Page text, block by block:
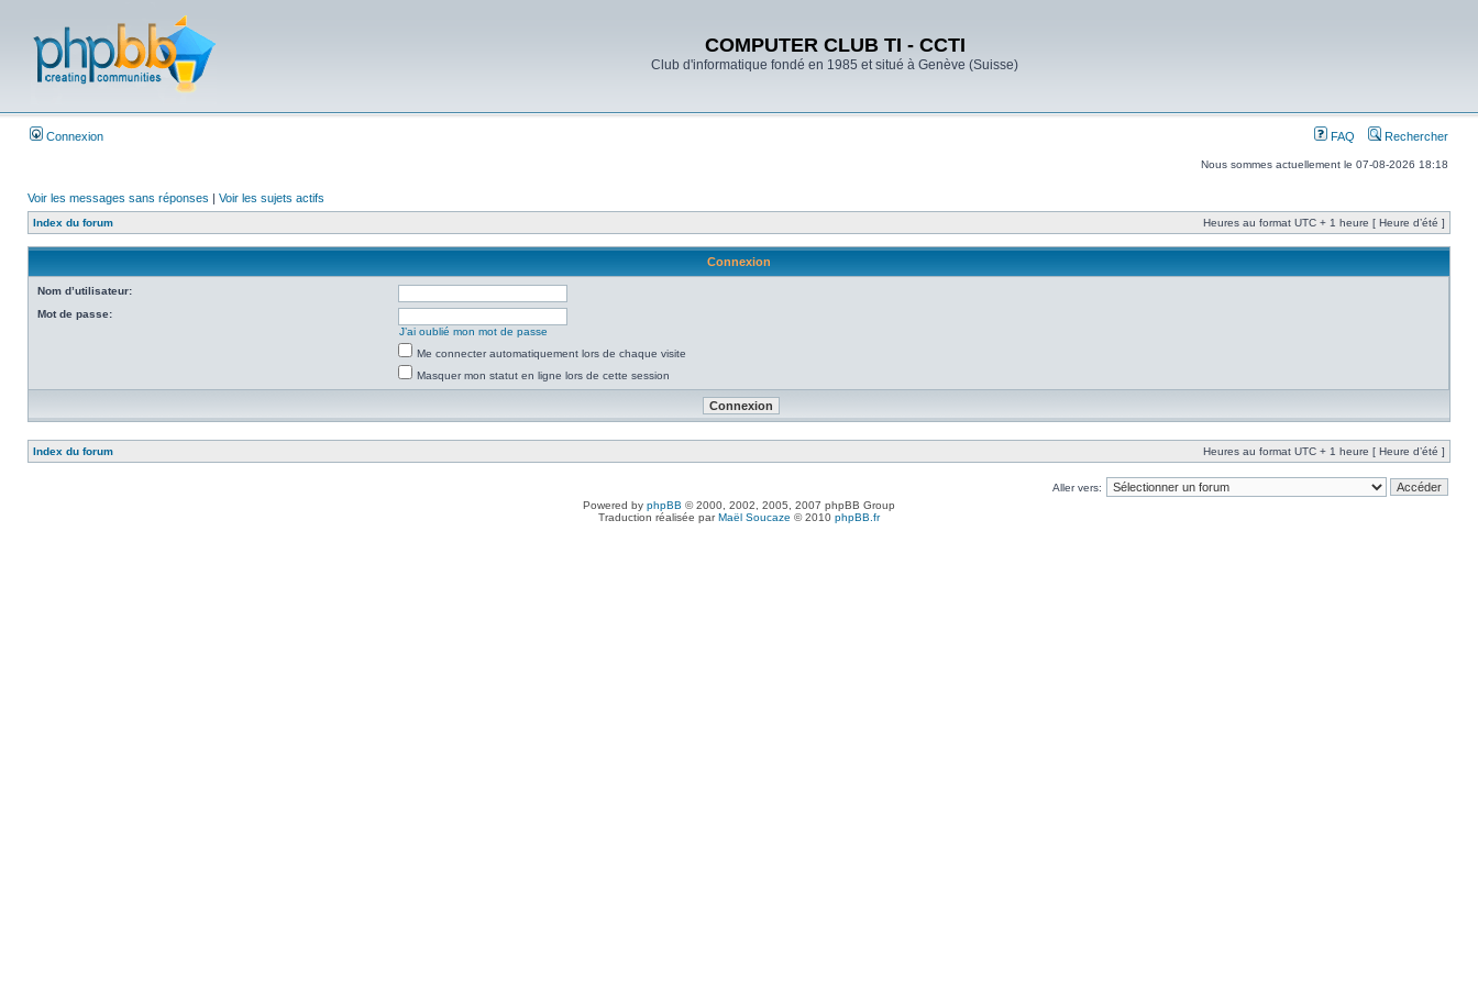
COMPUTER CLUB TI - CCTI
Club d'informatique fondé en 1985 et situé à Genève (Suisse)
Connexion FAQ Rechercher
Nous sommes actuellement le 07-08-2026 18:18
Voir les messages sans réponses | Voir les sujets actifs
Index du forum Heures au format UTC + 1 heure [ Heure d’été ]
Connexion
Nom d’utilisateur:
Mot de passe:
J’ai oublié mon mot de passe
Me connecter automatiquement lors de chaque visite
Masquer mon statut en ligne lors de cette session
Index du forum Heures au format UTC + 1 heure [ Heure d’été ]
Aller vers:
Powered by phpBB © 2000, 2002, 2005, 2007 phpBB Group
Traduction réalisée parMaël Soucaze © 2010 phpBB.fr